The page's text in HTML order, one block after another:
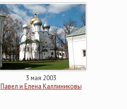
3 мая 2003
Павел и Елена Каллиниковы